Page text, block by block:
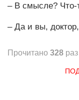
– В смысле?
– Да и вы,
Прочитано 328 раз